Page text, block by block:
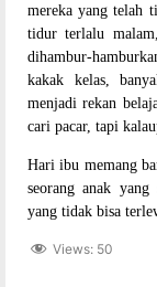
mereka yang telah
tidur terlalu
dihambur-
kakak kelas,
menjadi rekan
cari pacar, tapi
Hari ibu memang
seorang anak yang
yang tidak bisa
Views: 50